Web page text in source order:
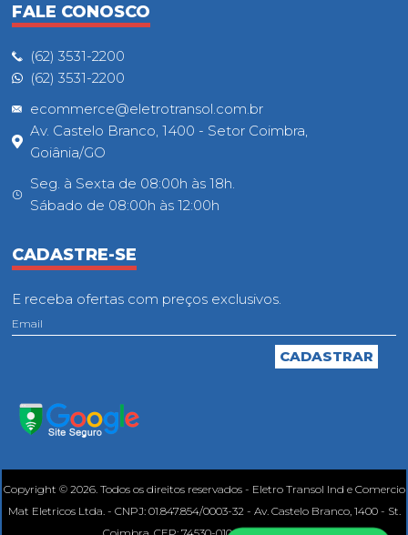
FALE CONOSCO
(62) 3531-2200
(62) 3531-2200
ecommerce@eletrotransol.com.br
Av. Castelo Branco, 1400 - Setor Coimbra,
Goiânia/GO
Seg. à Sexta de 08:00h às 18h.
Sábado de 08:00h às 12:00h
CADASTRE-SE
E receba ofertas com preços exclusivos.
Copyright © 2026. Todos os direitos reservados - Eletro Transol Ind e Comercio
Mat Eletricos Ltda. - CNPJ: 01.847.854/0003-32 - Av. Castelo Branco, 1400 - St.